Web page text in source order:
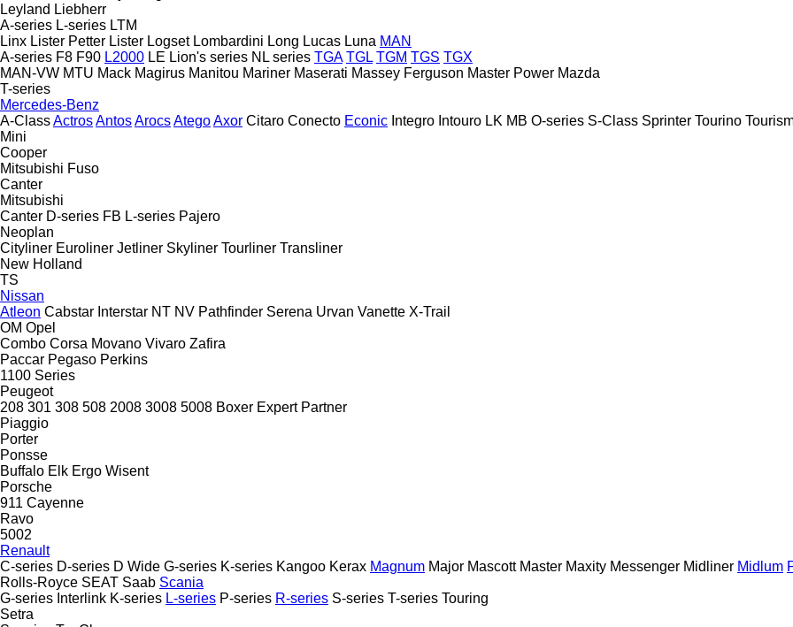
Leyland Liebherr
A-series L-series LTM
Linx Lister Petter Lister Logset Lombardini Long Lucas Luna MAN
A-series F8 F90 L2000 LE Lion's series NL series TGA TGL TGM TGS TGX
MAN-VW MTU Mack Magirus Manitou Mariner Maserati Massey Ferguson Master Power Mazda
T-series
Mercedes-Benz
A-ClassActrosAntosArocsAtegoAxor Citaro Conecto Econic Integro Intouro LK MB O-series S-Class Sprinter Tourino
Mini
Cooper
Mitsubishi Fuso
Canter
Mitsubishi
Canter D-series FB L-series Pajero
Neoplan
Cityliner Euroliner Jetliner Skyliner Tourliner Transliner
New Holland
TS
Nissan
Atleon Cabstar Interstar NT NV Pathfinder Serena Urvan Vanette X-Trail
OM Opel
Combo Corsa Movano Vivaro Zafira
Paccar Pegaso Perkins
1100 Series
Peugeot
208 301 308 508 2008 3008 5008 Boxer Expert Partner
Piaggio
Porter
Ponsse
Buffalo Elk Ergo Wisent
Porsche
911 Cayenne
Ravo
5002
Renault
C-series D-series D Wide G-series K-series Kangoo Kerax Magnum Major Mascott Master Maxity Messenger Midliner Midlum
Rolls-Royce SEAT Saab Scania
G-series Interlink K-series L-series P-series R-series S-series T-series Touring
Setra